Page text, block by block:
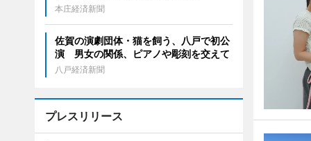
本庄経済新聞
佐賀の演劇団体・猫を飼う、八戸で初公
演 男女の関係、ピアノや彫刻を交えて
八戸経済新聞
プレスリリース